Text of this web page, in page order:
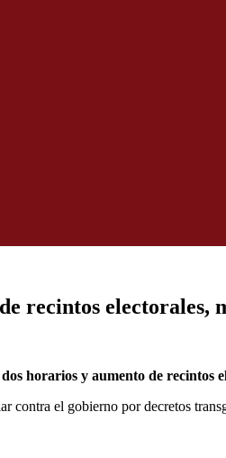
recintos electorales,
horarios y aumento de recintos
contra el gobierno por decretos